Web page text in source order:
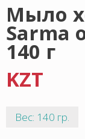
Мыло
Sarma
140 г
KZT
Вес: 140 гр.